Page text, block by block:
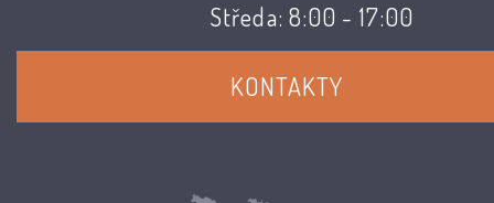
Středa: 8:00 - 17:00
KONTAKTY